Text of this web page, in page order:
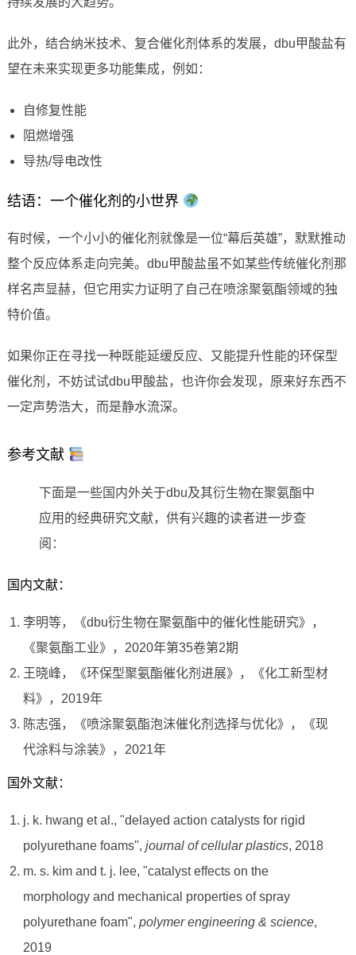
此外，结合纳米技术、复合催化剂体系的发展，dbu甲酸盐有
望在未来实现更多功能集成，例如：
自修复性能
阻燃增强
导热/导电改性
结语：一个催化剂的小世界
有时候，一个小小的催化剂就像是一位“幕后英雄”，默默推动
整个反应体系走向完美。dbu甲酸盐虽不如某些传统催化剂那
样名声显赫，但它用实力证明了自己在喷涂聚氨酯领域的独
特价值。
如果你正在寻找一种既能延缓反应、又能提升性能的环保型
催化剂，不妨试试dbu甲酸盐，也许你会发现，原来好东西不
一定声势浩大，而是静水流深。
参考文献
下面是一些国内外关于dbu及其衍生物在聚氨酯中
应用的经典研究文献，供有兴趣的读者进一步查
阅：
国内文献：
李明等，《dbu衍生物在聚氨酯中的催化性能研究》，
《聚氨酯工业》，2020年第35卷第2期
王晓峰，《环保型聚氨酯催化剂进展》，《化工新型材
料》，2019年
陈志强，《喷涂聚氨酯泡沫催化剂选择与优化》，《现
代涂料与涂装》，2021年
国外文献：
j. k. hwang et al., "delayed action catalysts for rigid
polyurethane foams", journal of cellular plastics, 2018
m. s. kim and t. j. lee, "catalyst effects on the
morphology and mechanical properties of spray
polyurethane foam", polymer engineering & science,
2019